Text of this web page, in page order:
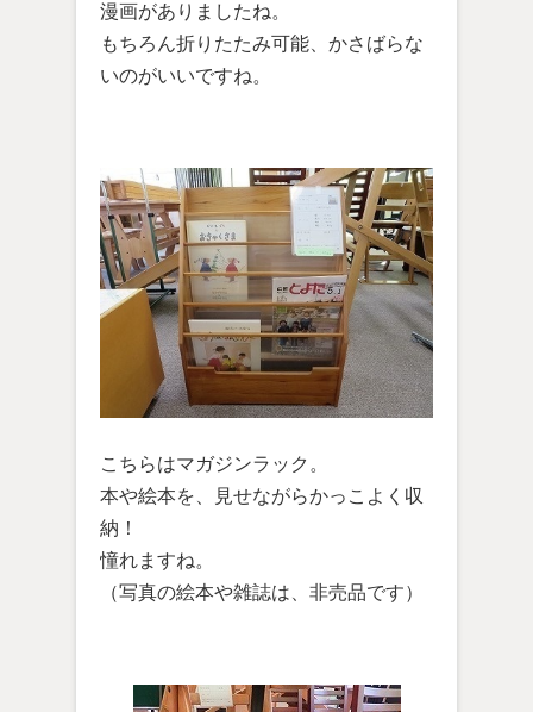
漫画がありましたね。
もちろん折りたたみ可能、かさばらな
いのがいいですね。
こちらはマガジンラック。
本や絵本を、見せながらかっこよく収
納！
憧れますね。
（写真の絵本や雑誌は、非売品です）